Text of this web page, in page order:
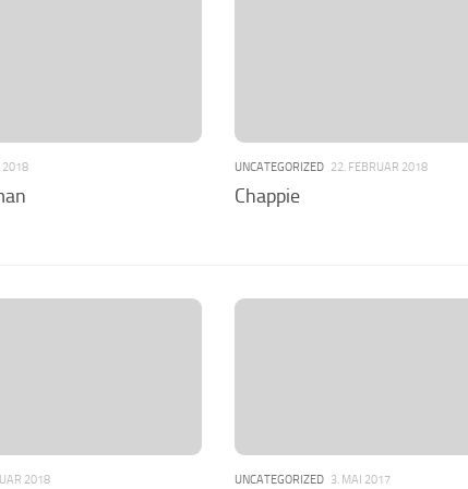
2018 UNCATEGORIZED 22. FEBRUAR 2018
Chappie
2018 UNCATEGORIZED 3. MAI 2017